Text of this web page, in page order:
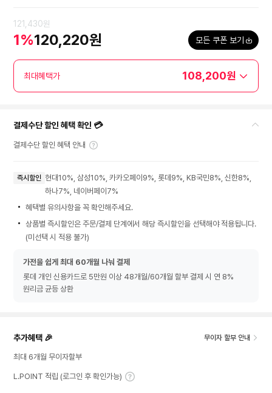
121,430원
1%120,220원 모든 쿠폰 보기
최대혜택가 108,200원
결제수단 할인 혜택 확인 💳
결제수단 할인 혜택 안내
즉시할인 현대10%, 삼성10%, 카카오페이9%, 롯데9%, KB국민8%, 신한8%,
하나7%, 네이버페이7%
혜택별 유의사항을 꼭 확인해주세요.
상품별 즉시할인은 주문/결제 단계에서 해당 즉시할인을 선택해야 적용됩니다.
(미선택 시 적용 불가)
가전을 쉽게 최대 60개월 나눠 결제
롯데 개인 신용카드로 5만원 이상 48개월/60개월 할부 결제 시 연 8%
원리금 균등 상환
추가혜택 🎉 무이자 할부 안내
최대 6개월 무이자할부
L.POINT 적립 (로그인 후 확인가능)